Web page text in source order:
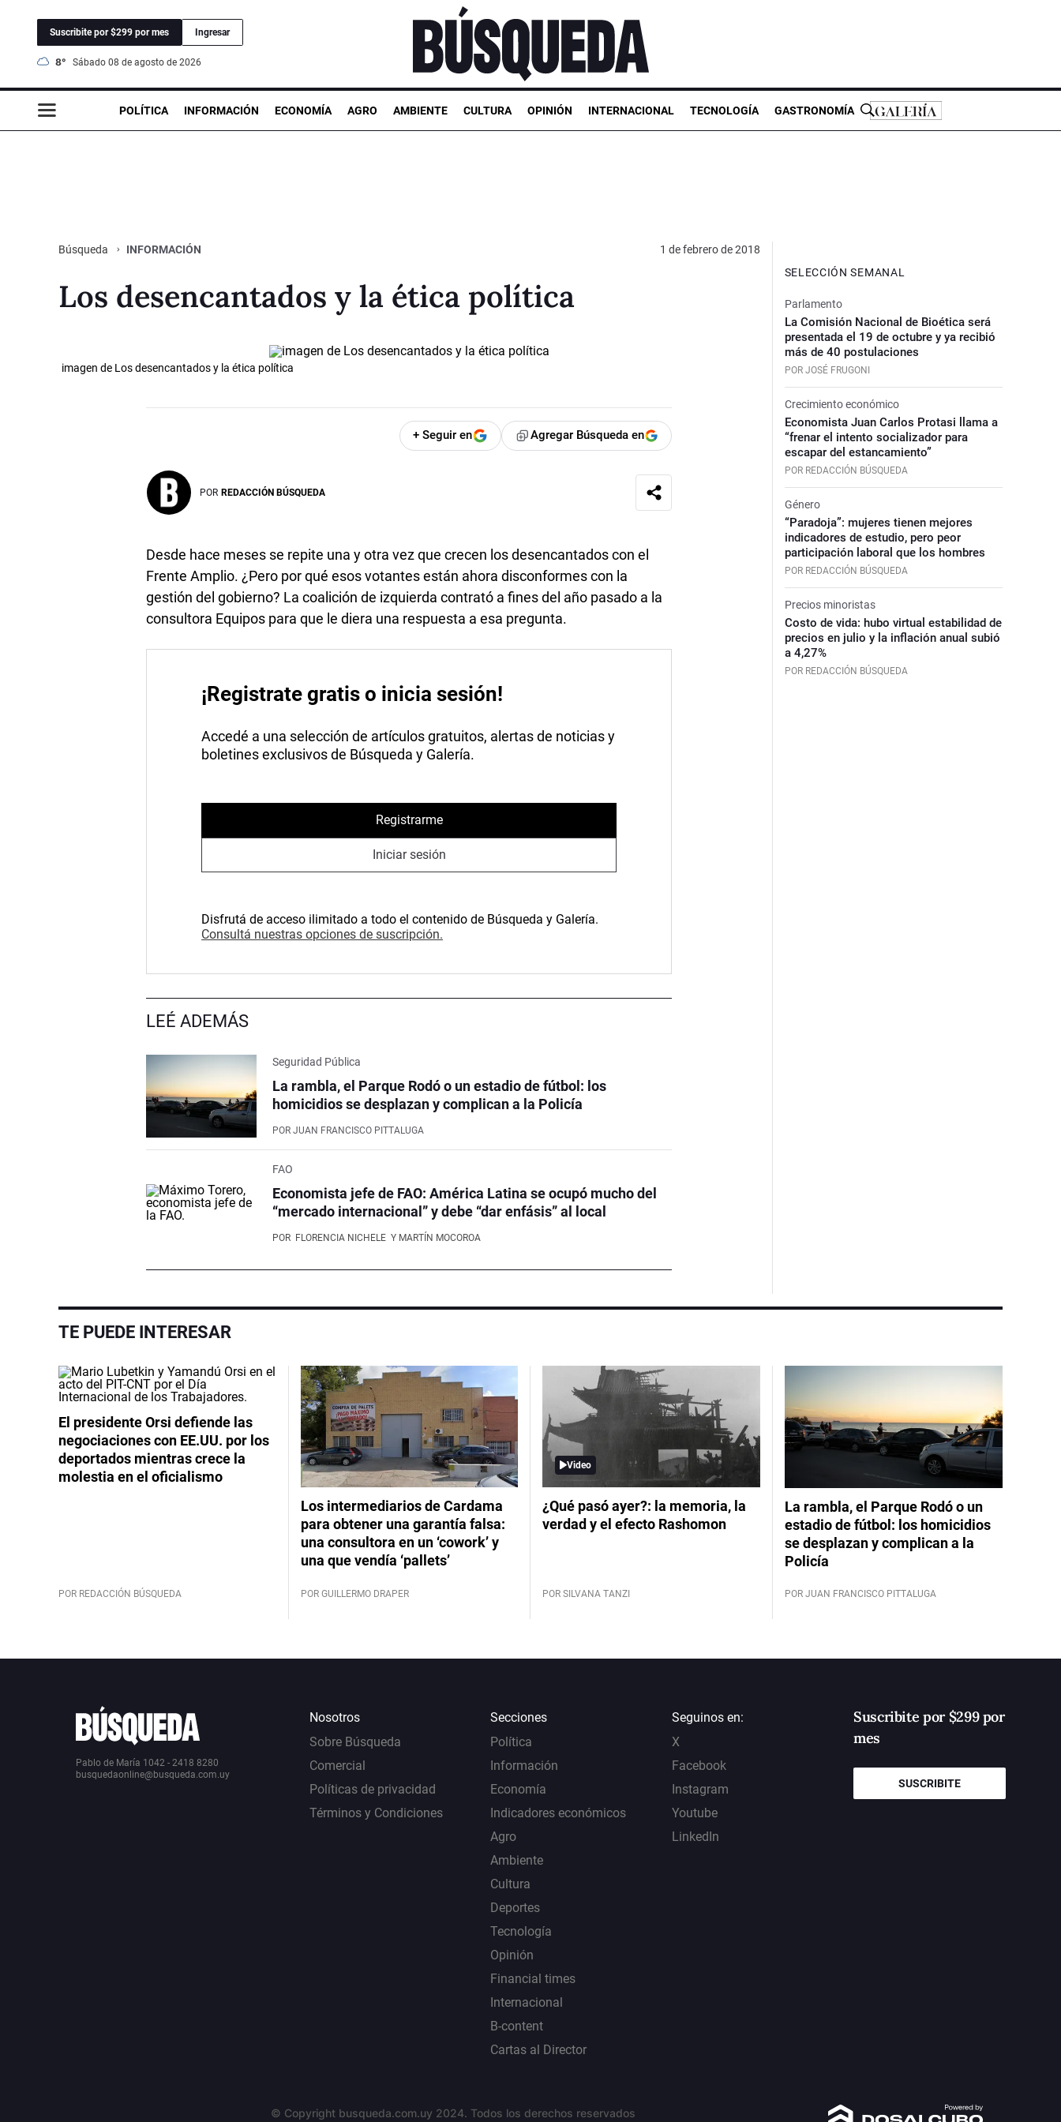
Suscribite por $299 por mes Ingresar
8° sábado 08 de agosto de 2026
POLÍTICA INFORMACIÓN ECONOMÍA AGRO AMBIENTE CULTURA OPINIÓN INTERNACIONAL TECNOLOGÍA GASTRONOMÍA
Búsqueda INFORMACIÓN 1 de febrero de 2018
Los desencantados y la ética política
imagen de Los desencantados y la ética política
+ Seguir en Agregar Búsqueda en
POR REDACCIÓN BÚSQUEDA
Desde hace meses se repite una y otra vez que crecen los desencantados con el
Frente Amplio. ¿Pero por qué esos votantes están ahora disconformes con la
gestión del gobierno? La coalición de izquierda contrató a fines del año pasado a la
consultora Equipos para que le diera una respuesta a esa pregunta.
¡Registrate gratis o inicia sesión!
Accedé a una selección de artículos gratuitos, alertas de noticias y
boletines exclusivos de Búsqueda y Galería.
Registrarme
Iniciar sesión
Disfrutá de acceso ilimitado a todo el contenido de Búsqueda y Galería.
Consultá nuestras opciones de suscripción.
LEÉ ADEMÁS
Seguridad Pública
La rambla, el Parque Rodó o un estadio de fútbol: los
homicidios se desplazan y complican a la Policía
POR JUAN FRANCISCO PITTALUGA
FAO
Economista jefe de FAO: América Latina se ocupó mucho del
“mercado internacional” y debe “dar enfásis” al local
POR FLORENCIA NICHELE Y MARTÍN MOCOROA
SELECCIÓN SEMANAL
Parlamento
La Comisión Nacional de Bioética será
presentada el 19 de octubre y ya recibió
más de 40 postulaciones
POR JOSÉ FRUGONI
Crecimiento económico
Economista Juan Carlos Protasi llama a
“frenar el intento socializador para
escapar del estancamiento”
POR REDACCIÓN BÚSQUEDA
Género
“Paradoja”: mujeres tienen mejores
indicadores de estudio, pero peor
participación laboral que los hombres
POR REDACCIÓN BÚSQUEDA
Precios minoristas
Costo de vida: hubo virtual estabilidad de
precios en julio y la inflación anual subió
a 4,27%
POR REDACCIÓN BÚSQUEDA
TE PUEDE INTERESAR
El presidente Orsi defiende las
negociaciones con EE.UU. por los
deportados mientras crece la
molestia en el oficialismo
POR REDACCIÓN BÚSQUEDA
Los intermediarios de Cardama
para obtener una garantía falsa:
una consultora en un ‘cowork’ y
una que vendía ‘pallets’
POR GUILLERMO DRAPER
Video
¿Qué pasó ayer?: la memoria, la
verdad y el efecto Rashomon
POR SILVANA TANZI
La rambla, el Parque Rodó o un
estadio de fútbol: los homicidios
se desplazan y complican a la
Policía
POR JUAN FRANCISCO PITTALUGA
Pablo de María 1042 - 2418 8280
busquedaonline@busqueda.com.uy
Nosotros
Sobre Búsqueda
Comercial
Políticas de privacidad
Términos y Condiciones
Secciones
Política
Información
Economía
Indicadores económicos
Agro
Ambiente
Cultura
Deportes
Tecnología
Opinión
Financial times
Internacional
B-content
Cartas al Director
Seguinos en:
X
Facebook
Instagram
Youtube
LinkedIn
Suscribite por $299 por
mes
SUSCRIBITE
© Copyright busqueda.com.uy 2024. Todos los derechos reservados